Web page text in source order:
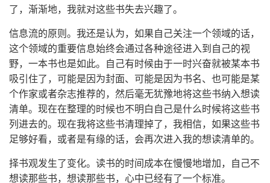
了，渐渐地，我就对这些书失去兴趣了。
信息流的原则。我还是认为，如果自己关注一个领域的话，
这个领域的重要信息始终会通过各种途径进入到自己的视
野，一本书也是如此。自己有时候由于一时兴奋就被某本书
吸引住了，可能是因为封面、可能是因为书名、也可能是某
个作家或者杂志推荐的，然后毫无犹豫地将这些书纳入想读
清单。现在在整理的时候也不明白自己是什么时候将这些书
列进去的。现在我将这些书清理掉了，我相信，如果这些书
足够好看，或者是有缘的话，会再次进入我的想读清单的。
择书观发生了变化。读书的时间成本在慢慢地增加，自己不
想读那些书，想读那些书，心中已经有了一个标准。